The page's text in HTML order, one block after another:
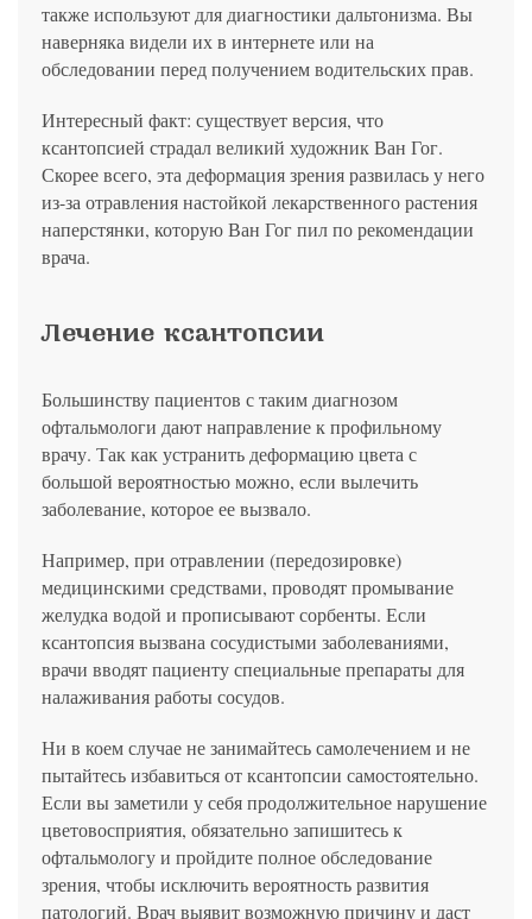
также используют для диагностики дальтонизма. Вы
наверняка видели их в интернете или на
обследовании перед получением водительских прав.
Интересный факт: существует версия, что
ксантопсией страдал великий художник Ван Гог.
Скорее всего, эта деформация зрения развилась у него
из-за отравления настойкой лекарственного растения
наперстянки, которую Ван Гог пил по рекомендации
врача.
Лечение ксантопсии
Большинству пациентов с таким диагнозом
офтальмологи дают направление к профильному
врачу. Так как устранить деформацию цвета с
большой вероятностью можно, если вылечить
заболевание, которое ее вызвало.
Например, при отравлении (передозировке)
медицинскими средствами, проводят промывание
желудка водой и прописывают сорбенты. Если
ксантопсия вызвана сосудистыми заболеваниями,
врачи вводят пациенту специальные препараты для
налаживания работы сосудов.
Ни в коем случае не занимайтесь самолечением и не
пытайтесь избавиться от ксантопсии самостоятельно.
Если вы заметили у себя продолжительное нарушение
цветовосприятия, обязательно запишитесь к
офтальмологу и пройдите полное обследование
зрения, чтобы исключить вероятность развития
патологий. Врач выявит возможную причину и даст